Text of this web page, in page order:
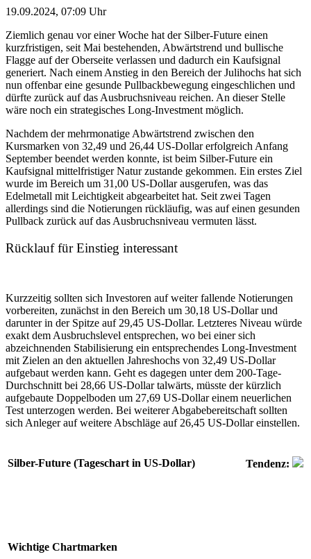
19.09.2024, 07:09 Uhr
Ziemlich genau vor einer Woche hat der Silber-Future einen
kurzfristigen, seit Mai bestehenden, Abwärtstrend und bullische
Flagge auf der Oberseite verlassen und dadurch ein Kaufsignal
generiert. Nach einem Anstieg in den Bereich der Julihochs hat sich
nun offenbar eine gesunde Pullbackbewegung eingeschlichen und
dürfte zurück auf das Ausbruchsniveau reichen. An dieser Stelle
wäre noch ein strategisches Long-Investment möglich.
Nachdem der mehrmonatige Abwärtstrend zwischen den
Kursmarken von 32,49 und 26,44 US-Dollar erfolgreich Anfang
September beendet werden konnte, ist beim Silber-Future ein
Kaufsignal mittelfristiger Natur zustande gekommen. Ein erstes Ziel
wurde im Bereich um 31,00 US-Dollar ausgerufen, was das
Edelmetall mit Leichtigkeit abgearbeitet hat. Seit zwei Tagen
allerdings sind die Notierungen rückläufig, was auf einen gesunden
Pullback zurück auf das Ausbruchsniveau vermuten lässt.
Rücklauf für Einstieg interessant
Kurzzeitig sollten sich Investoren auf weiter fallende Notierungen
vorbereiten, zunächst in den Bereich um 30,18 US-Dollar und
darunter in der Spitze auf 29,45 US-Dollar. Letzteres Niveau würde
exakt dem Ausbruchslevel entsprechen, wo bei einer sich
abzeichnenden Stabilisierung ein entsprechendes Long-Investment
mit Zielen an den aktuellen Jahreshochs von 32,49 US-Dollar
aufgebaut werden kann. Geht es dagegen unter dem 200-Tage-
Durchschnitt bei 28,66 US-Dollar talwärts, müsste der kürzlich
aufgebaute Doppelboden um 27,69 US-Dollar einem neuerlichen
Test unterzogen werden. Bei weiterer Abgabebereitschaft sollten
sich Anleger auf weitere Abschläge auf 26,45 US-Dollar einstellen.
Silber-Future (Tageschart in US-Dollar) Tendenz:
Wichtige Chartmarken